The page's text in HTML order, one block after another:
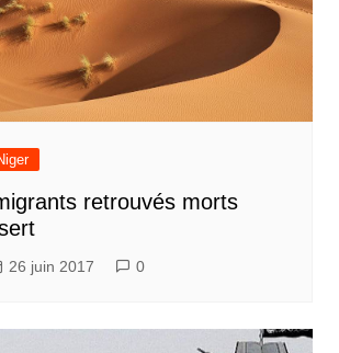
retrouvés morts
26 juin 2017 0